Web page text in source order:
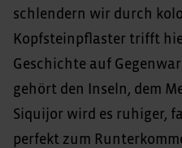
schlendern wir durch
Kopfsteinpflaster trifft
Geschichte auf
gehört den Inseln, dem
Siquijor wird es ruhiger,
perfekt zum